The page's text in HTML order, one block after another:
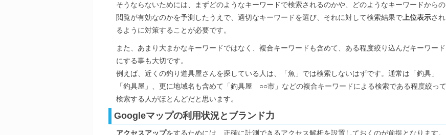
そうならないためには、まずどのようなキーワードで検索されるのかや、どのようなキーワードからの
閲覧が有効なのかを予測したうえで、適切なキーワードを選び、それに対して検索結果で 上位表示され
るように対策することが必要です。
また、あまり大まかなキーワードではなく、複合キーワードも含めて、ある程度絞り込んだキーワード
にする事も大切です。
例えば、近くの釣り道具屋さんを探している人は、「魚」では検索しないはずです。通常は「釣具」
「釣具屋」、更に地域名も含めて「釣具屋 ○○市」などの複合キーワードによる検索である程度絞って
検索する人がほとんどだと思います。
Googleマップの利用状況とブランド力
アクセスアップをするためには、正確に計測できるアクセス解析を設置しておくのが前提となります。